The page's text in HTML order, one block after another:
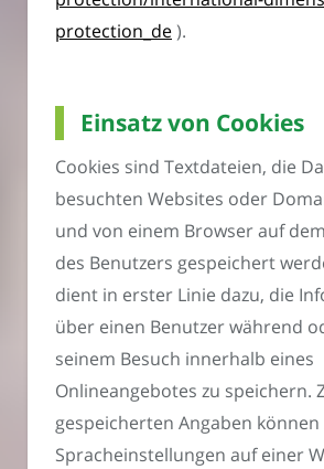
protection_de).
Einsatz von Cookies
Cookies sind Textdateien, die
besuchten Websites oder
und von einem Browser auf
des Benutzers gespeichert
dient in erster Linie dazu, die
über einen Benutzer während
seinem Besuch innerhalb eines
Onlineangebotes zu speichern.
gespeicherten Angaben können
Spracheinstellungen auf einer